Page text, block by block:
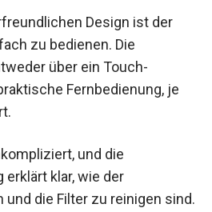
Design ist der
zu bedienen. Die
über ein Touch-
Fernbedienung, je
und die
klar, wie der
die Filter zu reinigen sind.